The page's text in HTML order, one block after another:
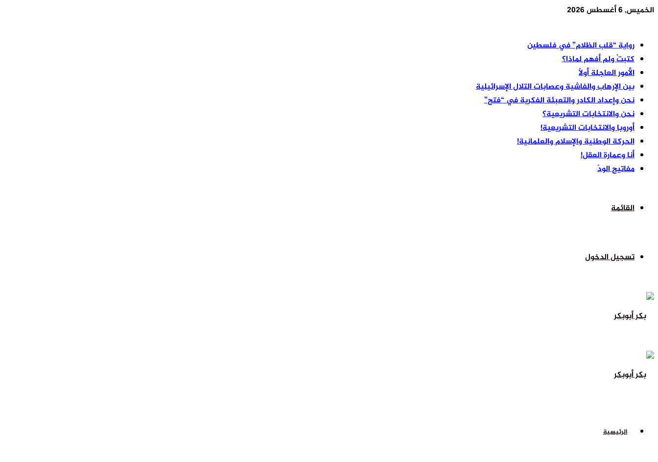
الخميس, 6 أغسطس 2026
رواية “قلب الظلام” في فلسطين
كتبتُ ولم أفهم لماذا؟
الأمور العاجلة أولًا
بين الإرهاب والفاشية وعصابات التلال الإسرائيلية
نحن وإعداد الكادر والتعبئة الفكرية في “فتح”
نحن والانتخابات التشريعية؟
أوروبا والانتخابات التشريعية!
الحركة الوطنية والإسلام والعلمانية!
أنا وعمارة العقل!
مفاتيح الودّ
القائمة
تسجيل الدخول
الرئيسية